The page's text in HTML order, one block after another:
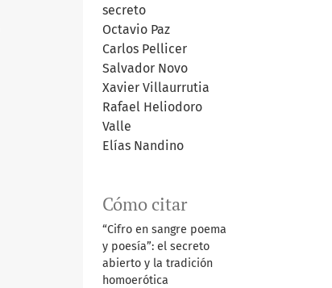
secreto
Octavio Paz
Carlos Pellicer
Salvador Novo
Xavier Villaurrutia
Rafael Heliodoro
Valle
Elías Nandino
Cómo citar
“Cifro en sangre poema
y poesía”: el secreto
abierto y la tradición
homoerótica